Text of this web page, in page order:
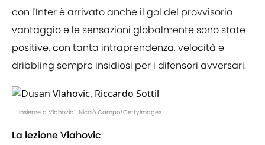
con l'Inter è arrivato anche il gol del provvisorio
vantaggio e le sensazioni globalmente sono state
positive, con tanta intraprendenza, velocità e
dribbling sempre insidiosi per i difensori avversari.
Insieme a Vlahovic | Nicolò Campo/GettyImages
La lezione Vlahovic